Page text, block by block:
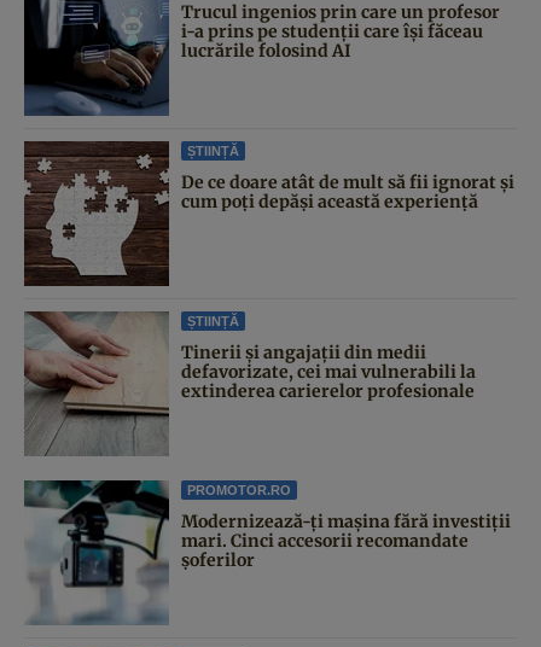
Trucul ingenios prin care un profesor
i-a prins pe studenții care își făceau
lucrările folosind AI
ȘTIINȚĂ
De ce doare atât de mult să fii ignorat și
cum poți depăși această experiență
ȘTIINȚĂ
Tinerii și angajații din medii
defavorizate, cei mai vulnerabili la
extinderea carierelor profesionale
PROMOTOR.RO
Modernizează-ți mașina fără investiții
mari. Cinci accesorii recomandate
șoferilor